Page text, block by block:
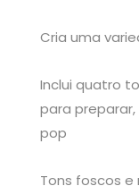
Cria uma
Inclui quatro
para
pop
Tons foscos